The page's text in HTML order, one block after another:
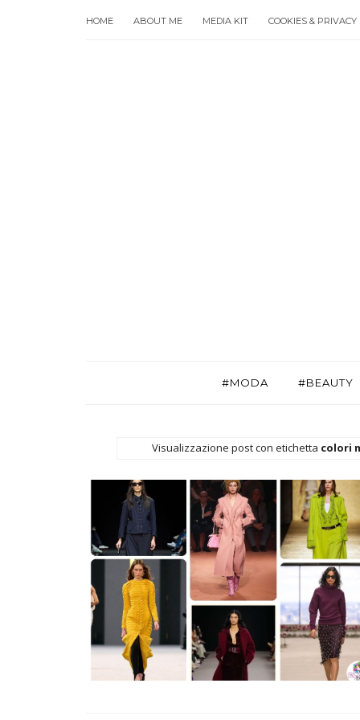
HOME ABOUT ME MEDIA KIT COOKIES & PRIVACY
#MODA #BEAUTY
Visualizzazione post con etichetta colori